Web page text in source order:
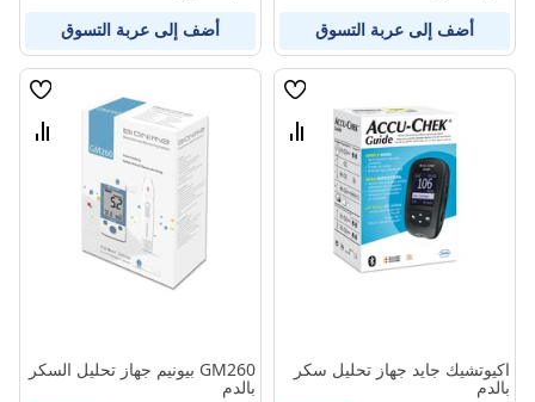
أضف إلى عربة التسوق أضف إلى عربة التسوق
قائمة
قارن
اكيوتشيك جايد جهاز تحليل سكر
بالدم
قائمة
قارن
GM260 بيونيم جهاز تحليل السكر
بالدم